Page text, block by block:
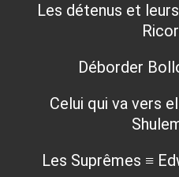
Les détenus et
Déborder
Celui qui va vers
Les Suprêmes ≡